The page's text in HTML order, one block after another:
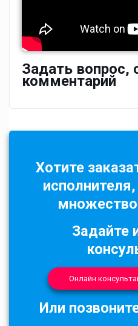
Задать вопрос,
комментарий
Хотите
Задайте
Онлайн
Или